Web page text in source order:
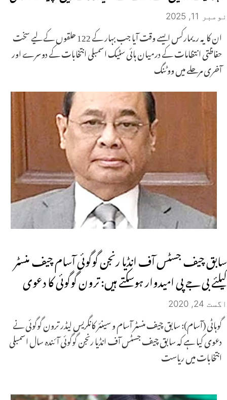
نومبر 11, 2025
ان کا یہ ریمارکس ایسے وقت آیا جب بہار کے 122 حلقوں کے لیے سخت
حفاظتی انتظامات کے درمیان ہائی سٹیک اسمبلی انتخابات کے دوسرے اور
آخری مرحلے میں ووٹنگ
سابق چیف جسٹس آف انڈیا رنجن گوگوئی آسام چیف منسٹر
کیلئے بی جے پی امیدوار ہوسکتے ہیں: ترون گوگوئی کا دعوی
اگست 24, 2020
گوہاٹی (آسام): سابق چیف منسٹر آسام و سینئر کانگریس لیڈر ترون گوگوئی نے
دعوی کیا ہے کہ سابق چیف جسٹس آف انڈیا رنجن گوگوئی آئندہ سال اسمبلی
انتخابات میں ریاست